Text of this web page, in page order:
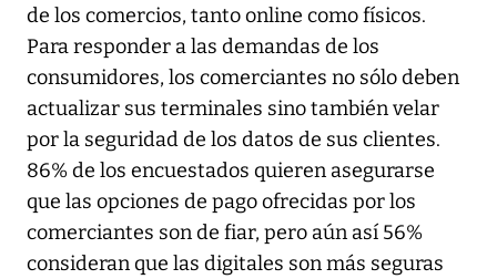
de los comercios, tanto online como físicos.
Para responder a las demandas de los
consumidores, los comerciantes no sólo deben
actualizar sus terminales sino también velar
por la seguridad de los datos de sus clientes.
86% de los encuestados quieren asegurarse
que las opciones de pago ofrecidas por los
comerciantes son de fiar, pero aún así 56%
consideran que las digitales son más seguras